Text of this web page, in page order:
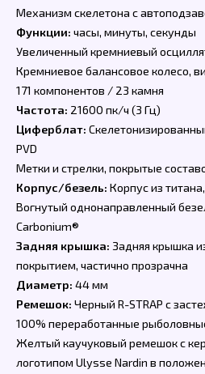
Механизм скелетона с
Функции: часы, минуты, секунды
Увеличенный кремниевый
Кремниевое балансовое колесо,
171 компонентов / 23 камня
Частота: 21600 пк/ч (3 Гц)
Циферблат:
PVD
Метки и стрелки, покрытые
Корпус/безель: Корпус из
Вогнутый однонаправленный
Carbonium®
Задняя крышка: Задняя крышка
покрытием, частично прозрачна
Диаметр: 44 мм
Ремешок: Черный R-STRAP с
100% переработанные
Желтый каучуковый ремешок с
логотипом Ulysse Nardin в